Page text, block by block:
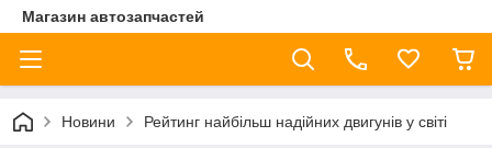
Магазин автозапчастей
Новини Рейтинг найбільш надійних двигунів у світі